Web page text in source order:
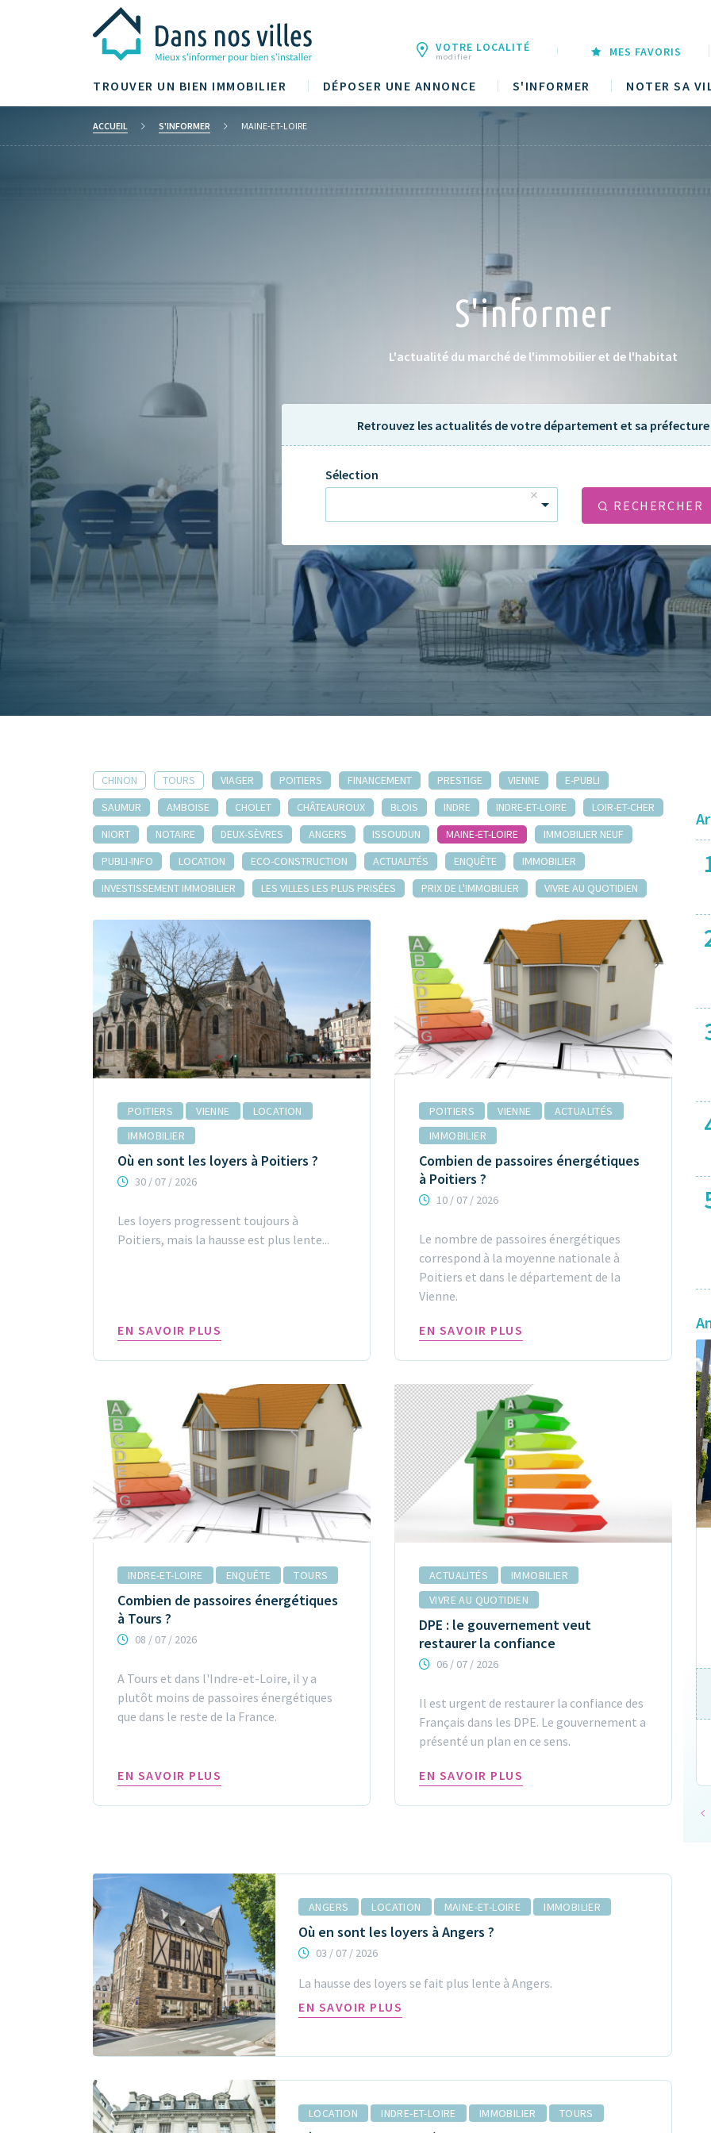
TROUVER UN BIEN IMMOBILIER DÉPOSER UNE ANNONCE S'INFORMER NOTER SA
VOTRE LOCALITÉ
modifier MES FAVORIS
ACCUEIL S'INFORMER MAINE-ET-LOIRE
S'informer
L'actualité du marché de l'immobilier et de l'habitat
Retrouvez les actualités de votre département et sa préfecture
Sélection
RECHERCHER
CHINON TOURS VIAGER POITIERS FINANCEMENT PRESTIGE VIENNE
E-PUBLI
SAUMUR
AMBOISE CHOLET CHÂTEAUROUX BLOIS INDRE INDRE-ET-LOIRE
LOIR-ET-CHER
NIORT
NOTAIRE DEUX-SÈVRES ANGERS ISSOUDUN MAINE-ET-LOIRE
IMMOBILIER NEUF
PUBLI-INFO
LOCATION ECO-CONSTRUCTION ACTUALITÉS ENQUÊTE
IMMOBILIER
INVESTISSEMENT IMMOBILIER
LES VILLES LES PLUS PRISÉES PRIX DE L'IMMOBILIER VIVRE AU QUOTIDIEN
POITIERS VIENNE
LOCATION
IMMOBILIER
Où en sont les loyers à Poitiers ?
30 / 07 / 2026
Les loyers progressent toujours à
Poitiers, mais la hausse est plus lente...
EN SAVOIR PLUS
POITIERS VIENNE
ACTUALITÉS
IMMOBILIER
Combien de passoires énergétiques
à Poitiers ?
10 / 07 / 2026
Le nombre de passoires énergétiques
correspond à la moyenne nationale à
Poitiers et dans le département de la
Vienne.
EN SAVOIR PLUS
INDRE-ET-LOIRE ENQUÊTE TOURS
Combien de passoires énergétiques
à Tours ?
08 / 07 / 2026
A Tours et dans l'Indre-et-Loire, il y a
plutôt moins de passoires énergétiques
que dans le reste de la France.
EN SAVOIR PLUS
ACTUALITÉS
IMMOBILIER
VIVRE AU QUOTIDIEN
DPE : le gouvernement veut
restaurer la confiance
06 / 07 / 2026
Il est urgent de restaurer la confiance des
Français dans les DPE. Le gouvernement a
présenté un plan en ce sens.
EN SAVOIR PLUS
ANGERS LOCATION MAINE-ET-LOIRE IMMOBILIER
Où en sont les loyers à Angers ?
03 / 07 / 2026
La hausse des loyers se fait plus lente à Angers.
EN SAVOIR PLUS
LOCATION INDRE-ET-LOIRE IMMOBILIER TOURS
Maison Dange Saint Romain 5 pièces
100 m²
86220 Dange Saint Romain
100m²
5
4